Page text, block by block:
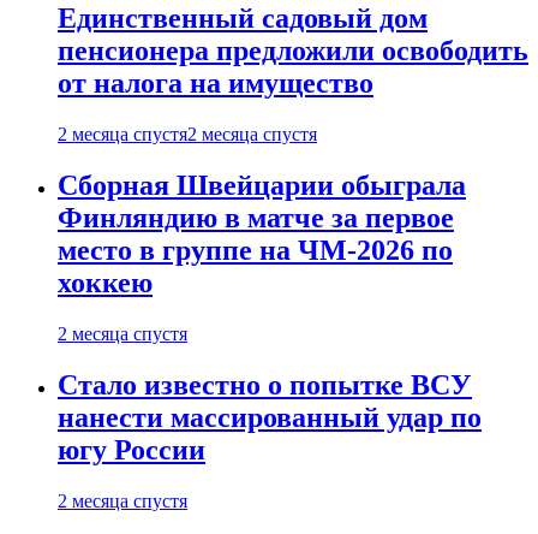
Единственный садовый дом
пенсионера предложили освободить
от налога на имущество
2 месяца спустя2 месяца спустя
Сборная Швейцарии обыграла
Финляндию в матче за первое
место в группе на ЧМ-2026 по
хоккею
2 месяца спустя
Стало известно о попытке ВСУ
нанести массированный удар по
югу России
2 месяца спустя